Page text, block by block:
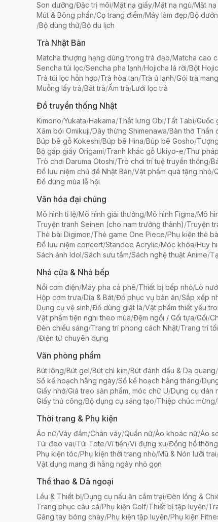
Son dưỡng/Đặc trị môi/Mặt nạ giấy/Mặt nạ ngủ/Mặt
Mút & Bông phấn/Cọ trang điểm/Máy làm đẹp/Bộ
/Bộ dùng thử/Bộ du lịch
Trà Nhật Bản
Matcha thượng hạng dùng trong trà đạo/Matcha cao
Sencha túi lọc/Sencha pha lạnh/Hojicha lá rời/Bột
Trà túi lọc hỗn hợp/Trà hòa tan/Trà ủ lạnh/Gói trà
Muỗng lấy trà/Bát trà/Ấm trà/Lưới lọc trà
Đồ truyền thống Nhật
Kimono/Yukata/Hakama/Thắt lưng Obi/Tất Tabi/Guốc
Xăm bói Omikuji/Dây thừng Shimenawa/Bàn thờ Thần
Búp bê gỗ Kokeshi/Búp bê Hina/Búp bê Gosho/
Bộ gấp giấy Origami/Tranh khắc gỗ Ukiyo-e/Thư
Trò chơi Daruma Otoshi/Trò chơi trí tuệ truyền thống/
Đồ lưu niệm chủ đề Nhật Bản/Vật phẩm quà tặng nhỏ/
Đồ dùng mùa lễ hội
Văn hóa đại chúng
Mô hình tỉ lệ/Mô hình giải thưởng/Mô hình Figma/Mô
Truyện tranh Seinen (cho nam trưởng thành)/Truyện
Thẻ bài Digimon/Thẻ game One Piece/Phụ kiện thẻ
Đồ lưu niệm concert/Standee Acrylic/Móc khóa/Huy
Sách ảnh Idol/Sách sưu tầm/Sách nghệ thuật Anime/
Nhà cửa & Nhà bếp
Nồi cơm điện/Máy pha cà phê/Thiết bị bếp nhỏ/Lò
Hộp cơm trưa/Dĩa & Bát/Đồ phục vụ bàn ăn/Sắp xếp
Dụng cụ vệ sinh/Đồ dùng giặt là/Vật phẩm thiết yếu
Vật phẩm tiện nghi theo mùa/Đệm ngồi / Gối tựa/Gối/
Đèn chiếu sáng/Trang trí phong cách Nhật/Trang trí
/Điện tử chuyên dụng
Văn phòng phẩm
Bút lông/Bút gel/Bút chì kim/Bút đánh dấu & Dạ quang/
Sổ kế hoạch hằng ngày/Sổ kế hoạch hằng tháng/
Giấy nhớ/Giá treo sản phẩm, móc chữ U/Dụng cụ dán
Giấy thủ công/Bộ dụng cụ sáng tạo/Thiệp chúc mừng/
Thời trang & Phụ kiện
Áo nữ/Váy đầm/Chân váy/Quần nữ/Áo khoác nữ/Áo
Túi đeo vai/Túi Tote/Ví tiền/Ví đựng xu/Đồng hồ
Phụ kiện tóc/Phụ kiện thời trang nhỏ/Mũ & Nón lưỡi trai
Vật dụng mang đi hằng ngày nhỏ gọn
Thể thao & Dã ngoại
Lều & Thiết bị/Dụng cụ nấu ăn cắm trại/Đèn lồng &
Trang phục câu cá/Phụ kiện Golf/Thiết bị tập luyện/
Găng tay bóng chày/Phụ kiện tập luyện/Phụ kiện